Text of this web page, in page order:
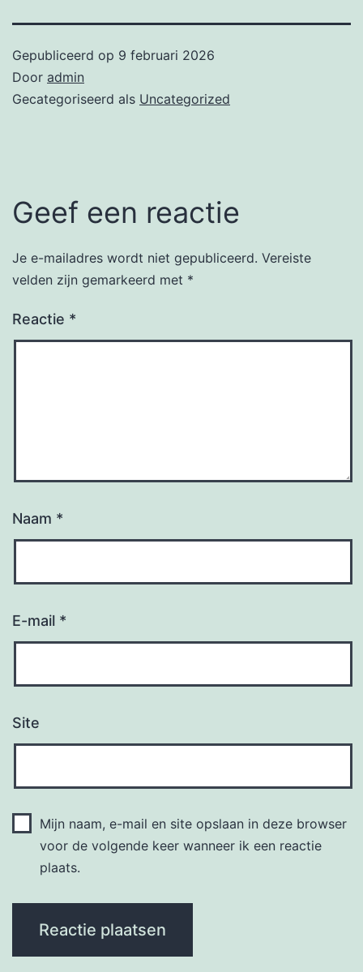
Gepubliceerd op 9 februari 2026
Door admin
Gecategoriseerd als Uncategorized
Geef een reactie
Je e-mailadres wordt niet gepubliceerd. Vereiste
velden zijn gemarkeerd met *
Reactie *
Naam *
E-mail *
Site
Mijn naam, e-mail en site opslaan in deze browser
voor de volgende keer wanneer ik een reactie
plaats.